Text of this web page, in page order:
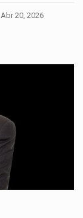
Abr 20, 2026